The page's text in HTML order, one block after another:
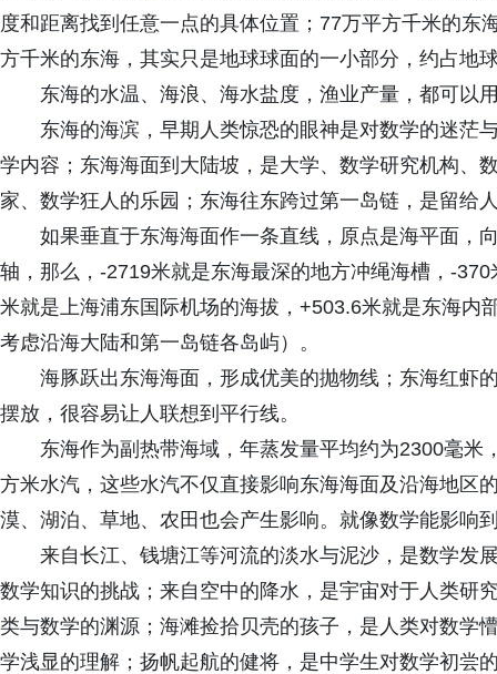
度和距离找到任意一点的具体位置；77万平方千米的东
方千米的东海，其实只是地球球面的一小部分，约占地
东海的水温、海浪、海水盐度，渔业产量，都可以
东海的海滨，早期人类惊恐的眼神是对数学的迷茫
学内容；东海海面到大陆坡，是大学、数学研究机构、
家、数学狂人的乐园；东海往东跨过第一岛链，是留给
如果垂直于东海海面作一条直线，原点是海平面，
轴，那么，-2719米就是东海最深的地方冲绳海槽，-
米就是上海浦东国际机场的海拔，+503.6米就是东海
考虑沿海大陆和第一岛链各岛屿）。
海豚跃出东海海面，形成优美的抛物线；东海红虾
摆放，很容易让人联想到平行线。
东海作为副热带海域，年蒸发量平均约为2300毫
方米水汽，这些水汽不仅直接影响东海海面及沿海地区
漠、湖泊、草地、农田也会产生影响。就像数学能影响
来自长江、钱塘江等河流的淡水与泥沙，是数学发
数学知识的挑战；来自空中的降水，是宇宙对于人类研
类与数学的渊源；海滩捡拾贝壳的孩子，是人类对数学
学浅显的理解；扬帆起航的健将，是中学生对数学初尝